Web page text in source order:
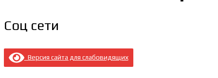
Соц сети
Версия сайта для слабовидящих